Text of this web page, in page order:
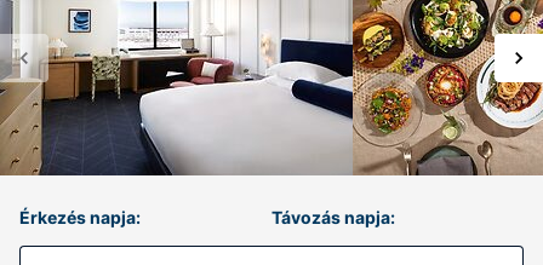
Érkezés napja: Távozás napja: